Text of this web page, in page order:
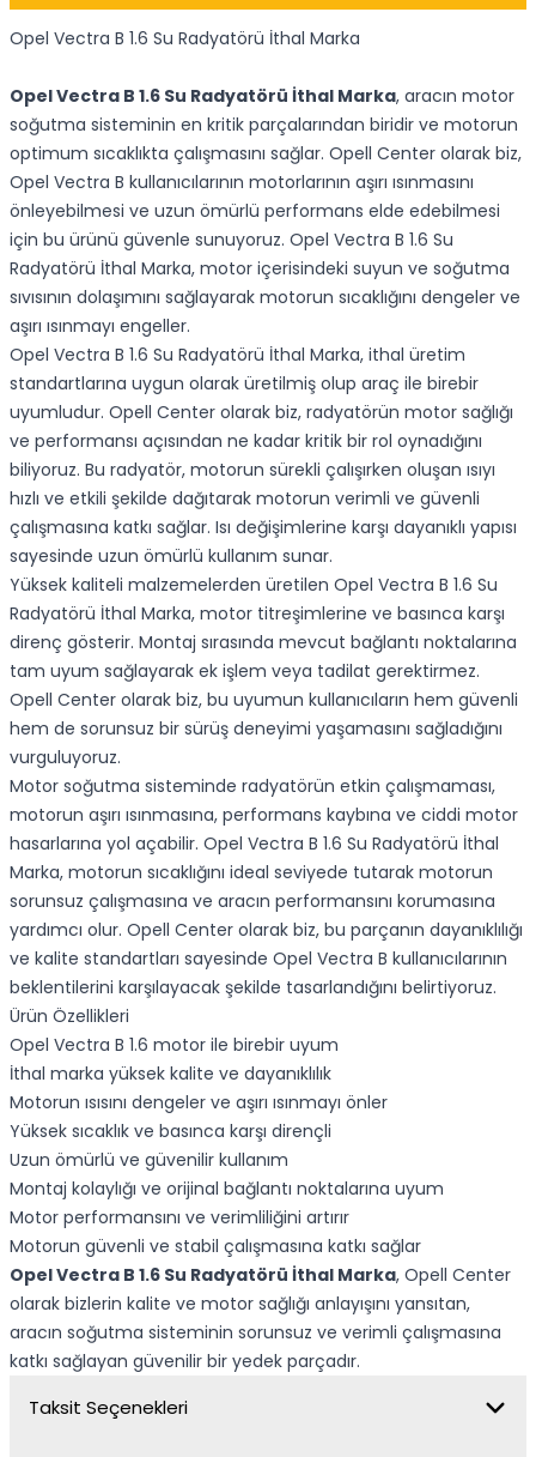
Opel Vectra B 1.6 Su Radyatörü İthal Marka
Opel Vectra B 1.6 Su Radyatörü İthal Marka, aracın motor
soğutma sisteminin en kritik parçalarından biridir ve motorun
optimum sıcaklıkta çalışmasını sağlar. Opell Center olarak biz,
Opel Vectra B kullanıcılarının motorlarının aşırı ısınmasını
önleyebilmesi ve uzun ömürlü performans elde edebilmesi
için bu ürünü güvenle sunuyoruz. Opel Vectra B 1.6 Su
Radyatörü İthal Marka, motor içerisindeki suyun ve soğutma
sıvısının dolaşımını sağlayarak motorun sıcaklığını dengeler ve
aşırı ısınmayı engeller.
Opel Vectra B 1.6 Su Radyatörü İthal Marka, ithal üretim
standartlarına uygun olarak üretilmiş olup araç ile birebir
uyumludur. Opell Center olarak biz, radyatörün motor sağlığı
ve performansı açısından ne kadar kritik bir rol oynadığını
biliyoruz. Bu radyatör, motorun sürekli çalışırken oluşan ısıyı
hızlı ve etkili şekilde dağıtarak motorun verimli ve güvenli
çalışmasına katkı sağlar. Isı değişimlerine karşı dayanıklı yapısı
sayesinde uzun ömürlü kullanım sunar.
Yüksek kaliteli malzemelerden üretilen Opel Vectra B 1.6 Su
Radyatörü İthal Marka, motor titreşimlerine ve basınca karşı
direnç gösterir. Montaj sırasında mevcut bağlantı noktalarına
tam uyum sağlayarak ek işlem veya tadilat gerektirmez.
Opell Center olarak biz, bu uyumun kullanıcıların hem güvenli
hem de sorunsuz bir sürüş deneyimi yaşamasını sağladığını
vurguluyoruz.
Motor soğutma sisteminde radyatörün etkin çalışmaması,
motorun aşırı ısınmasına, performans kaybına ve ciddi motor
hasarlarına yol açabilir. Opel Vectra B 1.6 Su Radyatörü İthal
Marka, motorun sıcaklığını ideal seviyede tutarak motorun
sorunsuz çalışmasına ve aracın performansını korumasına
yardımcı olur. Opell Center olarak biz, bu parçanın dayanıklılığı
ve kalite standartları sayesinde Opel Vectra B kullanıcılarının
beklentilerini karşılayacak şekilde tasarlandığını belirtiyoruz.
Ürün Özellikleri
Opel Vectra B 1.6 motor ile birebir uyum
İthal marka yüksek kalite ve dayanıklılık
Motorun ısısını dengeler ve aşırı ısınmayı önler
Yüksek sıcaklık ve basınca karşı dirençli
Uzun ömürlü ve güvenilir kullanım
Montaj kolaylığı ve orijinal bağlantı noktalarına uyum
Motor performansını ve verimliliğini artırır
Motorun güvenli ve stabil çalışmasına katkı sağlar
Opel Vectra B 1.6 Su Radyatörü İthal Marka, Opell Center
olarak bizlerin kalite ve motor sağlığı anlayışını yansıtan,
aracın soğutma sisteminin sorunsuz ve verimli çalışmasına
katkı sağlayan güvenilir bir yedek parçadır.
Taksit Seçenekleri